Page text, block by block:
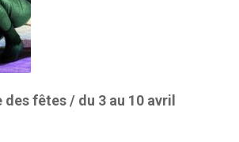
fêtes / du 3 au 10 avril